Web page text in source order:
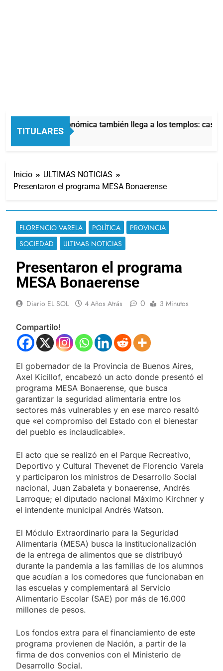
TITULARES
La crisis económica también llega a los templos: casi
5 Horas Atrás
Inicio
ULTIMAS NOTICIAS
Presentaron el programa MESA Bonaerense
FLORENCIO VARELA POLÍTICA
PROVINCIA
SOCIEDAD
ULTIMAS NOTICIAS
Presentaron el programa
MESA Bonaerense
Diario EL SOL 4 Años Atrás 0 3 Minutos
Compartilo!
El gobernador de la Provincia de Buenos Aires,
Axel Kicillof, encabezó un acto donde presentó el
programa MESA Bonaerense, que busca
garantizar la seguridad alimentaria entre los
sectores más vulnerables y en ese marco resaltó
que «el compromiso del Estado con el bienestar
del pueblo es inclaudicable».
El acto que se realizó en el Parque Recreativo,
Deportivo y Cultural Thevenet de Florencio Varela
y participaron los ministros de Desarrollo Social
nacional, Juan Zabaleta y bonaerense, Andrés
Larroque; el diputado nacional Máximo Kirchner y
el intendente municipal Andrés Watson.
El Módulo Extraordinario para la Seguridad
Alimentaria (MESA) busca la institucionalización
de la entrega de alimentos que se distribuyó
durante la pandemia a las familias de los alumnos
que acudían a los comedores que funcionaban en
las escuelas y complementará al Servicio
Alimentario Escolar (SAE) por más de 16.000
millones de pesos.
Los fondos extra para el financiamiento de este
programa provienen de Nación, a partir de la
firma de dos convenios con el Ministerio de
Desarrollo Social.